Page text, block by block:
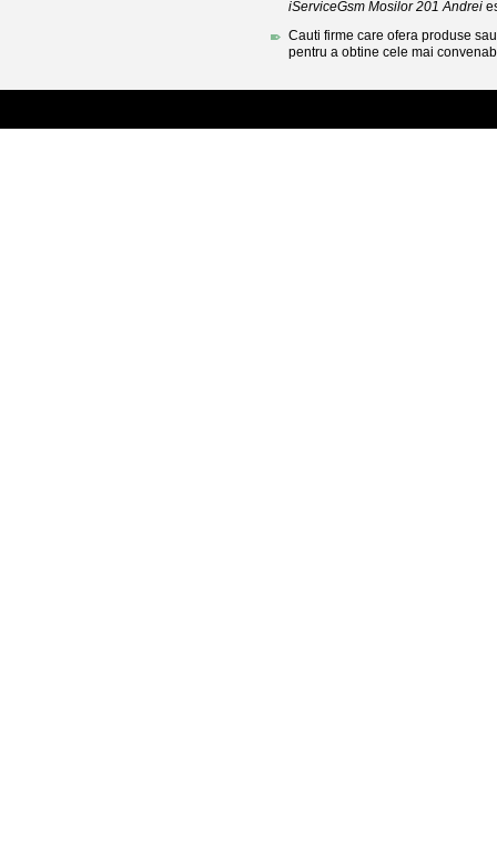
iServiceGsm Mosilor 201 Andrei
Cauti firme care ofera produse
pentru a obtine cele mai